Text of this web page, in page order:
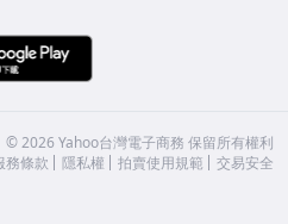
©2026 Yahoo台灣電子商務 保留所有權利
務條款
隱私權 拍賣使用規範 交易安全